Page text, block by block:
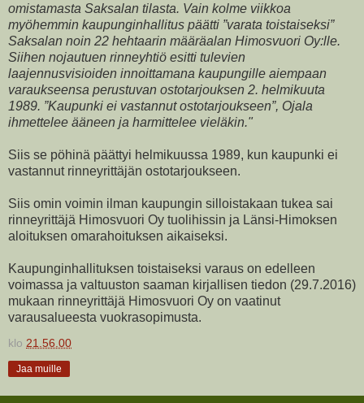
omistamasta Saksalan tilasta. Vain kolme viikkoa
myöhemmin kaupunginhallitus päätti ”varata toistaiseksi”
Saksalan noin 22 hehtaarin määräalan Himosvuori Oy:lle.
Siihen nojautuen rinneyhtiö esitti tulevien
laajennusvisioiden innoittamana kaupungille aiempaan
varaukseensa perustuvan ostotarjouksen 2. helmikuuta
1989. ”Kaupunki ei vastannut ostotarjoukseen”, Ojala
ihmettelee ääneen ja harmittelee vieläkin."
Siis se pöhinä päättyi helmikuussa 1989, kun kaupunki ei
vastannut rinneyrittäjän ostotarjoukseen.
Siis omin voimin ilman kaupungin silloistakaan tukea sai
rinneyrittäjä Himosvuori Oy tuolihissin ja Länsi-Himoksen
aloituksen omarahoituksen aikaiseksi.
Kaupunginhallituksen toistaiseksi varaus on edelleen
voimassa ja valtuuston saaman kirjallisen tiedon (29.7.2016)
mukaan rinneyrittäjä Himosvuori Oy on vaatinut
varausalueesta vuokrasopimusta.
klo 21.56.00
Jaa muille